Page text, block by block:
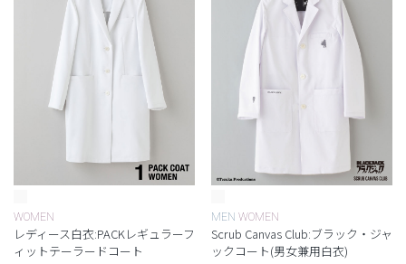
WOMEN
レディース白衣:PACKレギュラーフ
ィットテーラードコート
MEN WOMEN
Scrub Canvas Club:ブラック・ジャ
ックコート(男女兼用白衣)